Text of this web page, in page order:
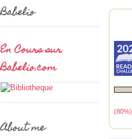
Babelio
En Cours sur
Babelio.com
About me
(80%)